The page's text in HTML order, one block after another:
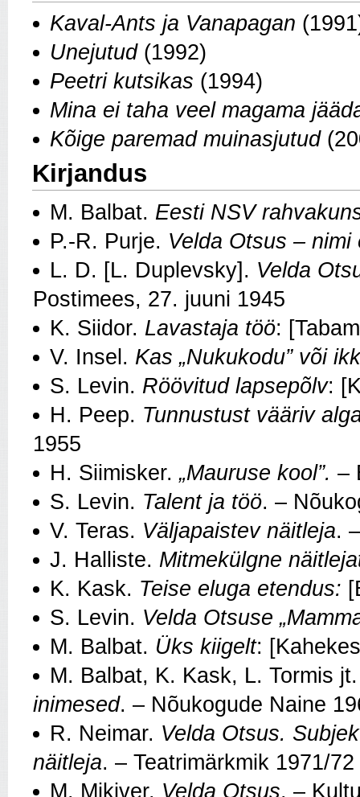
Kaval-Ants ja Vanapagan
Unejutud (1992)
Peetri kutsikas (1994)
Mina ei taha veel magama
Kõige paremad muinasjutud
Kirjandus
M. Balbat. Eesti NSV
P.-R. Purje. Velda Otsus –
L. D. [L. Duplevsky]. Velda
Postimees, 27. juuni 1945
K. Siidor. Lavastaja töö:
V. Insel. Kas „Nukukodu” või
S. Levin. Röövitud lapsepõlv:
H. Peep. Tunnustust vääriv
1955
H. Siimisker. „Mauruse kool”. –
S. Levin. Talent ja töö. –
V. Teras. Väljapaistev näitleja.
J. Halliste. Mitmekülgne
K. Kask. Teise eluga etendus:
S. Levin. Velda Otsuse
M. Balbat. Üks kiigelt:
M. Balbat, K. Kask, L. Tormis
inimesed. – Nõukogude Naine
R. Neimar. Velda Otsus.
näitleja. – Teatrimärkmik 1971/72
M. Mikiver. Velda Otsus. –